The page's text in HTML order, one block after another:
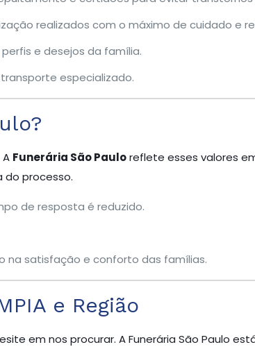
realizados com o máximo de cuidado e
e desejos da família.
especializado.
Funerária São Pauloreflete esses valores
processo.
de resposta é reduzido.
na satisfação e conforto das famílias.
e Região
em nos procurar. A Funerária São Paulo